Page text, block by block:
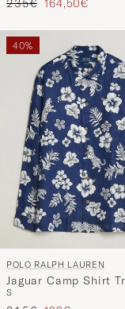
235€ 164,50€
40%
POLO RALPH LAUREN
Jaguar Camp Shirt
S